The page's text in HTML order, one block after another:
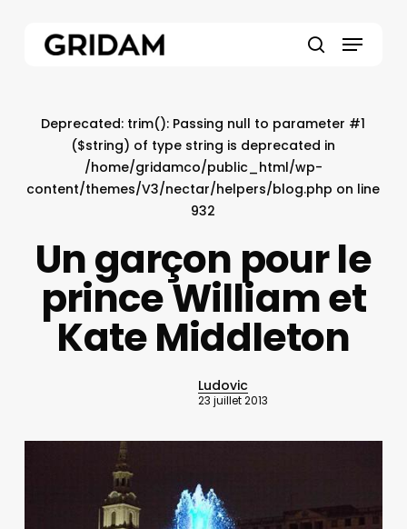
Menu
Deprecated: trim(): Passing null to parameter #1
($string) of type string is deprecated in
/home/gridamco/public_html/wp-
content/themes/V3/nectar/helpers/blog.php on line
932
Un garçon pour le
prince William et
Kate Middleton
Ludovic
23 juillet 2013